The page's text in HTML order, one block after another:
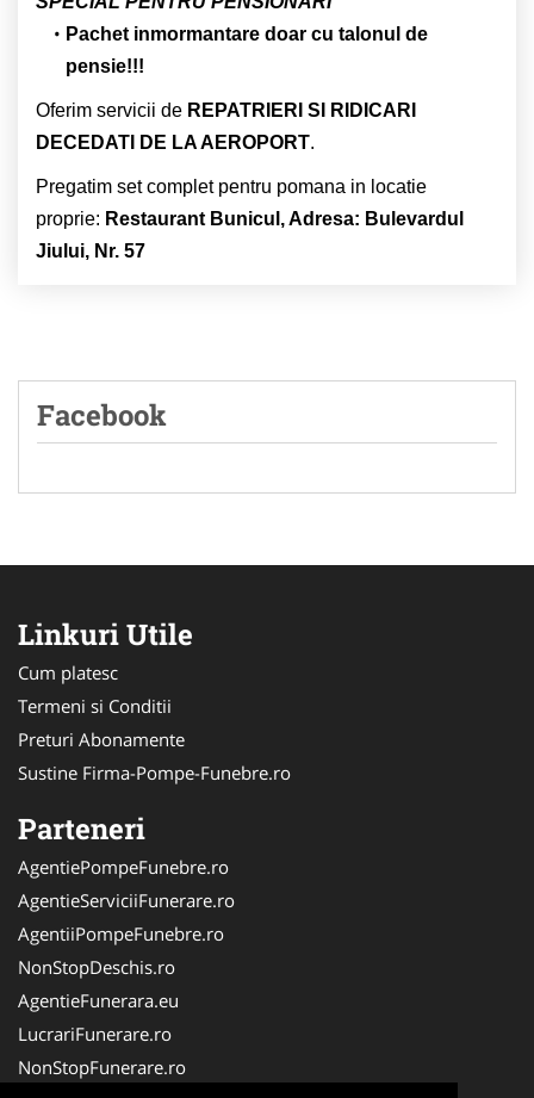
Pachet inmormantare doar cu talonul de
pensie!!!
Oferim servicii de REPATRIERI SI RIDICARI
DECEDATI DE LA AEROPORT.
Pregatim set complet pentru pomana in locatie
proprie: Restaurant Bunicul, Adresa: Bulevardul
Jiului, Nr. 57
Facebook
Linkuri Utile
Cum platesc
Termeni si Conditii
Preturi Abonamente
Sustine Firma-Pompe-Funebre.ro
Parteneri
AgentiePompeFunebre.ro
AgentieServiciiFunerare.ro
AgentiiPompeFunebre.ro
NonStopDeschis.ro
AgentieFunerara.eu
LucrariFunerare.ro
NonStopFunerare.ro